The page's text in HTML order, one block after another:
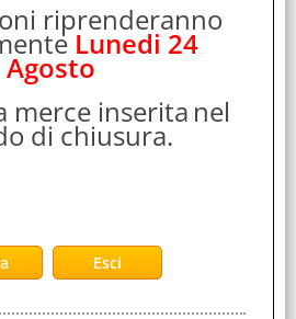
riprenderanno
Lunedi 24
Agosto
merce inserita nel
di chiusura.